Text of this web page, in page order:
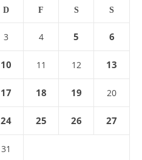
D F S S
3 4 5 6
10 11 12 13
17 18 19 20
24 25 26 27
31